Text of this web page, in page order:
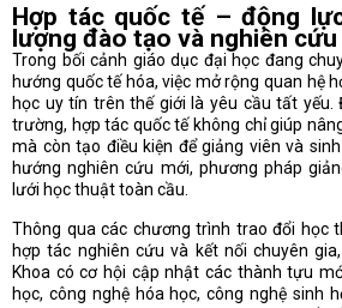
Hợp tác quốc tế – động
lượng đào tạo và nghiên cứu
Trong bối cảnh giáo dục đại học đang
hướng quốc tế hóa, việc mở rộng quan hệ
học uy tín trên thế giới là yêu cầu tất yếu.
trường, hợp tác quốc tế không chỉ giúp
mà còn tạo điều kiện để giảng viên và
hướng nghiên cứu mới, phương pháp
lưới học thuật toàn cầu.
Thông qua các chương trình trao đổi học
hợp tác nghiên cứu và kết nối chuyên
Khoa có cơ hội cập nhật các thành tựu
học, công nghệ hóa học, công nghệ sinh